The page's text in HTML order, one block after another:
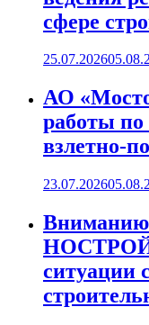
сфере
25.07.2026
АО
работы по
взлетно-
23.07.2026
НОСТРОЙ
ситуации